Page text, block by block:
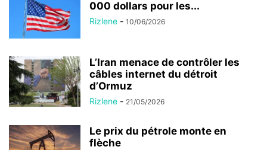
000 dollars pour les...
Rizlene - 10/06/2026
L’Iran menace de contrôler les
câbles internet du détroit
d’Ormuz
Rizlene - 21/05/2026
Le prix du pétrole monte en
flèche